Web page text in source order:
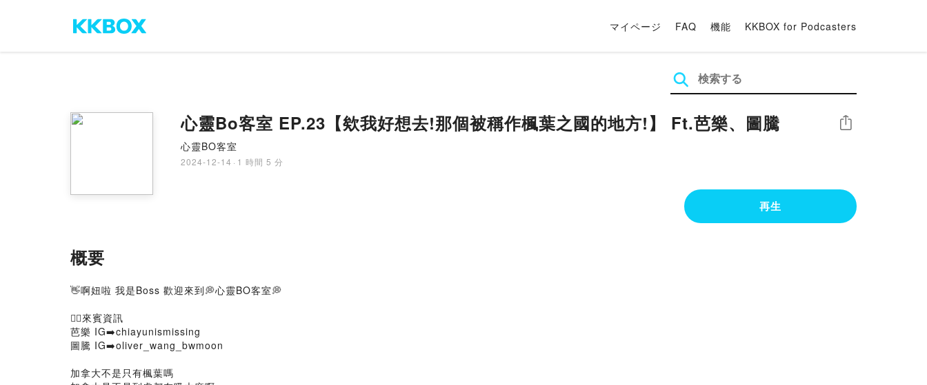
マイページ FAQ 機能 KKBOX for Podcasters
心靈Bo客室 EP.23【欸我好想去!那個被稱作楓葉之國的地方!】 Ft.芭樂、圖騰
心靈BO客室
2024-12-14 · 1 時間 5 分
シェア
再生
概要
👋啊妞啦 我是Boss 歡迎來到💭心靈BO客室💭
🙋‍♂️來賓資訊
芭樂 IG➡️chiayunismissing
圖騰 IG➡️oliver_wang_bwmoon
加拿大不是只有楓葉嗎